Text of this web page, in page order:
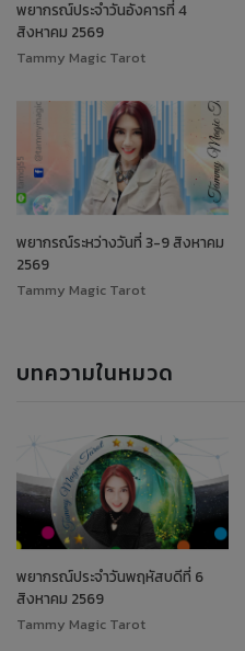
พยากรณ์ประจำวันอังคารที่ 4
สิงหาคม 2569
Tammy Magic Tarot
พยากรณ์ระหว่างวันที่ 3-9 สิงหาคม
2569
Tammy Magic Tarot
บทความในหมวด
พยากรณ์ประจำวันพฤหัสบดีที่ 6
สิงหาคม 2569
Tammy Magic Tarot